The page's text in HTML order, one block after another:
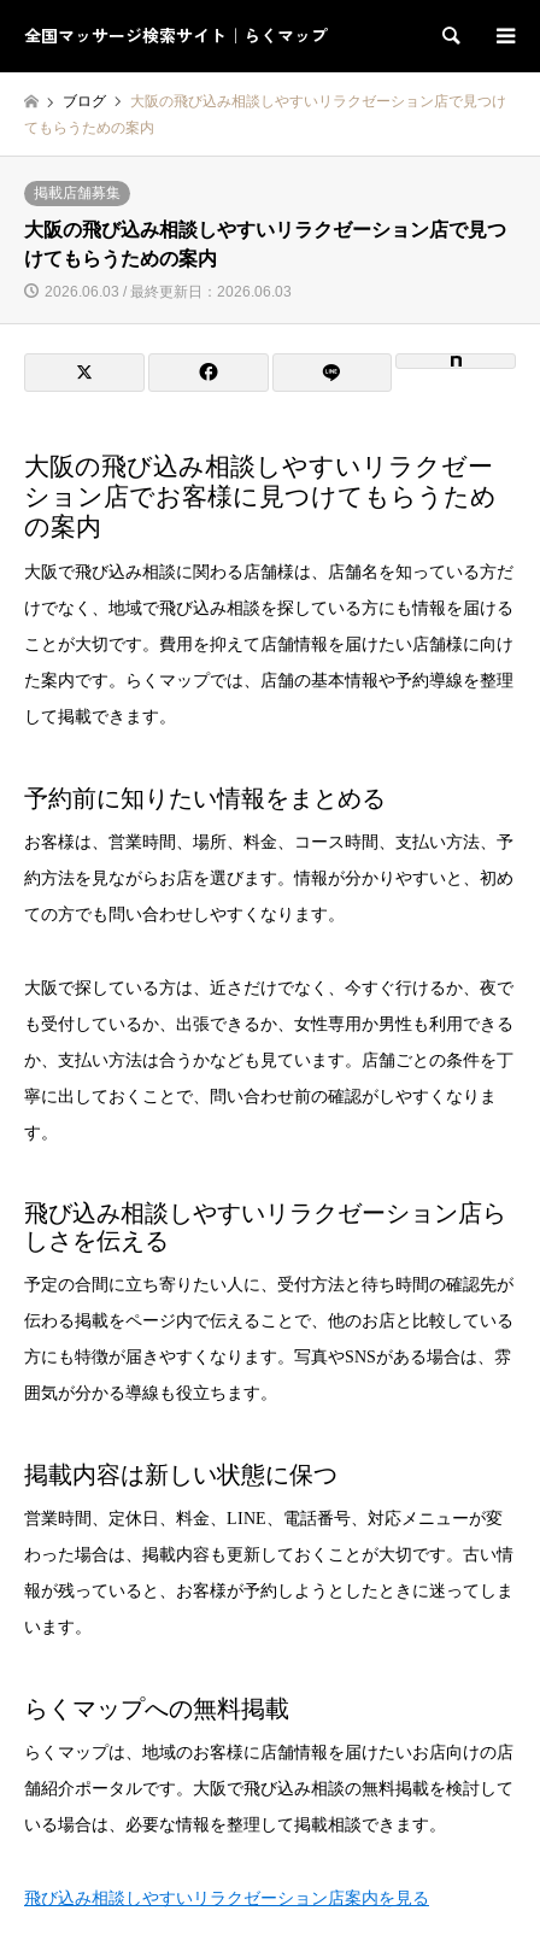
全国マッサージ検索サイト｜らくマップ 検索
ブログ
大阪の飛び込み相談しやすいリラクゼーション店で見つけ
てもらうための案内
掲載店舗募集
大阪の飛び込み相談しやすいリラクゼーション店で見つ
けてもらうための案内
2026.06.03 / 最終更新日：2026.06.03
大阪の飛び込み相談しやすいリラクゼー
ション店でお客様に見つけてもらうため
の案内
大阪で飛び込み相談に関わる店舗様は、店舗名を知っている方だ
けでなく、地域で飛び込み相談を探している方にも情報を届ける
ことが大切です。費用を抑えて店舗情報を届けたい店舗様に向け
た案内です。らくマップでは、店舗の基本情報や予約導線を整理
して掲載できます。
予約前に知りたい情報をまとめる
お客様は、営業時間、場所、料金、コース時間、支払い方法、予
約方法を見ながらお店を選びます。情報が分かりやすいと、初め
ての方でも問い合わせしやすくなります。
大阪で探している方は、近さだけでなく、今すぐ行けるか、夜で
も受付しているか、出張できるか、女性専用か男性も利用できる
か、支払い方法は合うかなども見ています。店舗ごとの条件を丁
寧に出しておくことで、問い合わせ前の確認がしやすくなりま
す。
飛び込み相談しやすいリラクゼーション店ら
しさを伝える
予定の合間に立ち寄りたい人に、受付方法と待ち時間の確認先が
伝わる掲載をページ内で伝えることで、他のお店と比較している
方にも特徴が届きやすくなります。写真やSNSがある場合は、雰
囲気が分かる導線も役立ちます。
掲載内容は新しい状態に保つ
営業時間、定休日、料金、LINE、電話番号、対応メニューが変
わった場合は、掲載内容も更新しておくことが大切です。古い情
報が残っていると、お客様が予約しようとしたときに迷ってしま
います。
らくマップへの無料掲載
らくマップは、地域のお客様に店舗情報を届けたいお店向けの店
舗紹介ポータルです。大阪で飛び込み相談の無料掲載を検討して
いる場合は、必要な情報を整理して掲載相談できます。
飛び込み相談しやすいリラクゼーション店案内を見る